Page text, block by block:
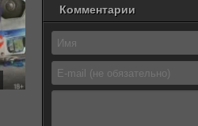
Комментарии